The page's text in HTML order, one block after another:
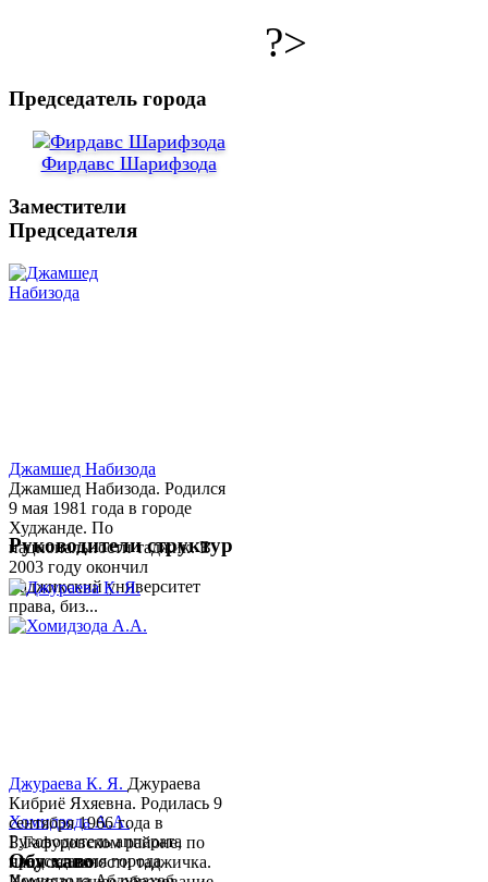
?>
Председатель города
Фирдавс Шарифзода
Заместители
Председателя
Джамшед Набизода
Джамшед Набизода. Родился
9 мая 1981 года в городе
Худжанде. По
национальности таджик. В
2003 году окончил
Таджикский университет
права, биз...
Хомидзода А.А.
Руководитель аппарата
председателя города
Руководители структур
Джураева К. Я. Джураева
Кибриё Яхяевна. Родилась 9
сентября 1966 года в
Б.Гафуровском районе, по
национальности таджичка.
Обу хаво